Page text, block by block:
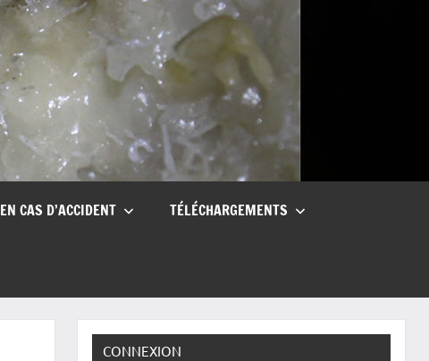
EN CAS D’ACCIDENT TÉLÉCHARGEMENTS
CONNEXION